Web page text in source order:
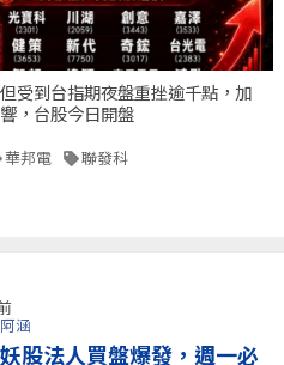
受到台指期夜盤重挫逾千點，加
，台股今日開盤
華邦電 聯發科
涵
股法人買盤爆發，週一必